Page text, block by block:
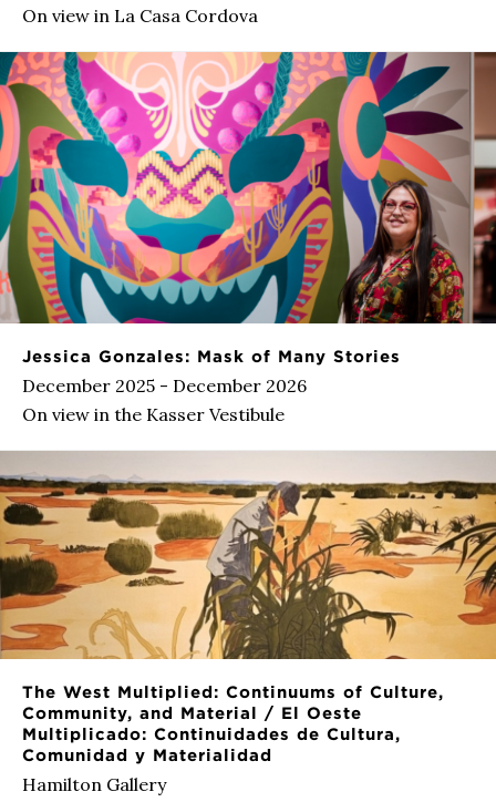
On view in La Casa Cordova
Jessica Gonzales: Mask of Many Stories
December 2025 - December 2026
On view in the Kasser Vestibule
The West Multiplied: Continuums of Culture,
Community, and Material / El Oeste
Multiplicado: Continuidades de Cultura,
Comunidad y Materialidad
Hamilton Gallery